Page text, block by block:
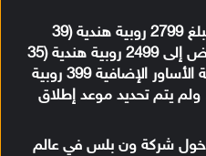
يقال إن تكلفة سوار OnePlus تبلغ 2799 روبية هندية (39
دولار)، ولكن سعر الإطلاق مخفض إلى 2499 روبية هندية (35
دولار / 27 يورو). بينما تبلغ تكلفة الأساور الإضافية 399 روبية
دولار / 4.50 يورو)، ولم يتم تحديد موعد إطلاق
شركة ون بلس في عالم